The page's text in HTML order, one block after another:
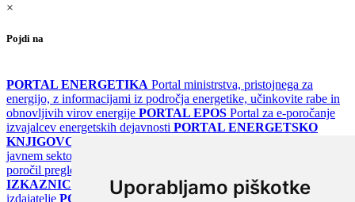
Uporabljamo piškotke
×
Pojdi na
PORTAL ENERGETIKA Portal ministrstva, pristojnega za
energijo, z informacijami iz področja energetike, učinkovite rabe in
obnovljivih virov energije PORTAL EPOS Portal za e-poročanje
izvajalcev energetskih dejavnosti PORTAL ENERGETSKO
KNJIGOVODSTVO
javnem sektorju
poročil pregledov klimatskih sistemov
IZKAZNICE
Register energetskih izkaznic - za izdelovalce in
izdajatelje PORTAL GOV.SI Osrednje spletno mesto o državni